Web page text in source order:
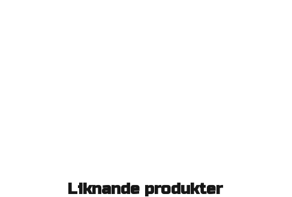
Liknande produkter